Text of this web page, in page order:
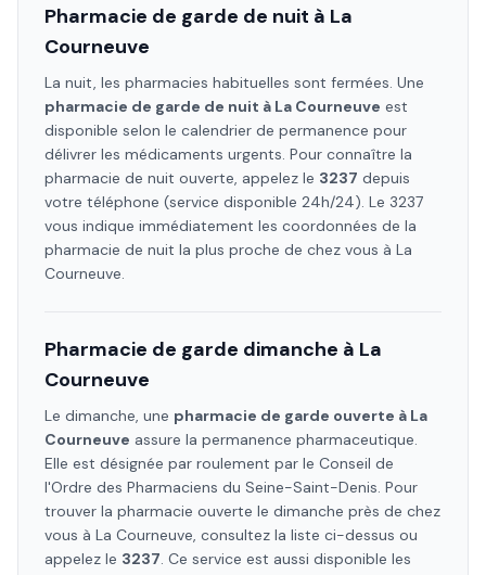
Pharmacie de garde de nuit à La
Courneuve
La nuit, les pharmacies habituelles sont fermées. Une
pharmacie de garde de nuit à La Courneuve est
disponible selon le calendrier de permanence pour
délivrer les médicaments urgents. Pour connaître la
pharmacie de nuit ouverte, appelez le 3237 depuis
votre téléphone (service disponible 24h/24). Le 3237
vous indique immédiatement les coordonnées de la
pharmacie de nuit la plus proche de chez vous à La
Courneuve.
Pharmacie de garde dimanche à La
Courneuve
Le dimanche, une pharmacie de garde ouverte à La
Courneuve assure la permanence pharmaceutique.
Elle est désignée par roulement par le Conseil de
l'Ordre des Pharmaciens du Seine-Saint-Denis. Pour
trouver la pharmacie ouverte le dimanche près de chez
vous à La Courneuve, consultez la liste ci-dessus ou
appelez le 3237. Ce service est aussi disponible les